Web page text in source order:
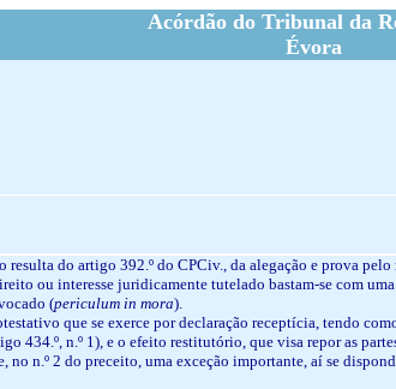
Acórdão do Tribunal da
Évora
resulta do artigo 392.º do CPCiv., da alegação e prova
ou interesse juridicamente tutelado bastam-se com
(periculum in mora).
que se exerce por declaração receptícia, tendo
434.º, n.º 1), e o efeito restitutório, que visa repor as
no n.º 2 do preceito, uma exceção importante, aí se